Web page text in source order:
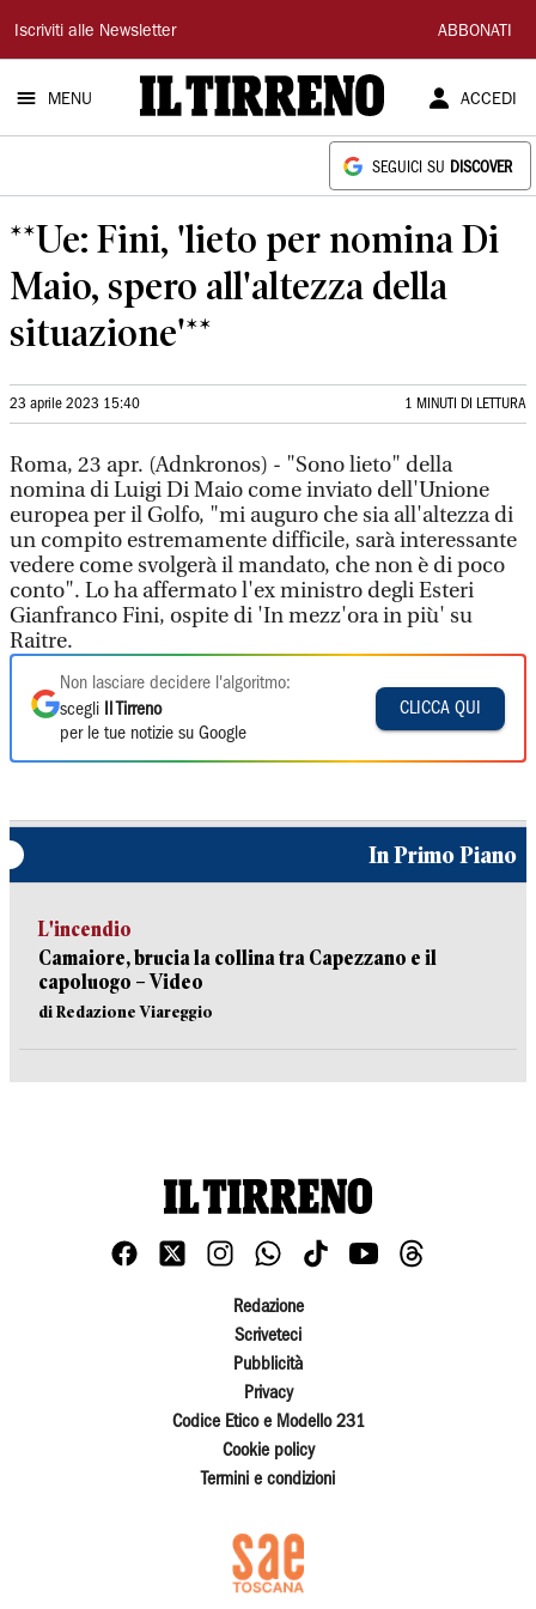
Il
Tirreno
Iscriviti alle Newsletter ABBONATI
MENU ACCEDI
SEGUICI SU DISCOVER
**Ue: Fini, 'lieto per nomina Di
Maio, spero all'altezza della
situazione'**
23 aprile 2023 15:40 1 MINUTI DI LETTURA
Roma, 23 apr. (Adnkronos) - "Sono lieto" della
nomina di Luigi Di Maio come inviato dell'Unione
europea per il Golfo, "mi auguro che sia all'altezza di
un compito estremamente difficile, sarà interessante
vedere come svolgerà il mandato, che non è di poco
conto". Lo ha affermato l'ex ministro degli Esteri
Gianfranco Fini, ospite di 'In mezz'ora in più' su
Raitre.
Non lasciare decidere l'algoritmo:
scegli
Il Tirreno
per le tue notizie su Google
CLICCA QUI
In Primo Piano
L'incendio
Camaiore, brucia la collina tra Capezzano e il
capoluogo – Video
di Redazione Viareggio
Redazione
Scriveteci
Pubblicità
Privacy
Codice Etico e Modello 231
Cookie policy
Termini e condizioni